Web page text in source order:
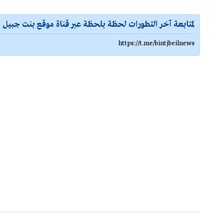
لمتابعة آخر التطورات لحظة بلحظة عبر قناة موقع بنت جبيل
https://t.me/bintjbeilnews